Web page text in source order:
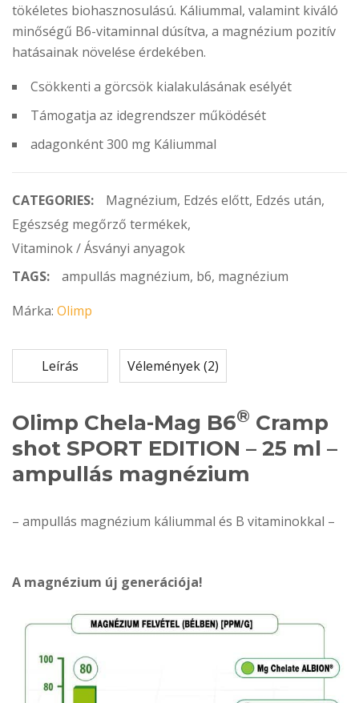
tökéletes biohasznosulású. Káliummal, valamint kiváló
minőségű B6-vitaminnal dúsítva, a magnézium pozitív
hatásainak növelése érdekében.
Csökkenti a görcsök kialakulásának esélyét
Támogatja az idegrendszer működését
adagonként 300 mg Káliummal
CATEGORIES: Magnézium, Edzés előtt, Edzés után,
Egészség megőrző termékek,
Vitaminok / Ásványi anyagok
TAGS:
ampullás magnézium, b6, magnézium
Márka: Olimp
Leírás Vélemények (2)
Olimp Chela-Mag B6® Cramp
shot SPORT EDITION – 25 ml –
ampullás magnézium
– ampullás magnézium káliummal és B vitaminokkal –
A magnézium új generációja!